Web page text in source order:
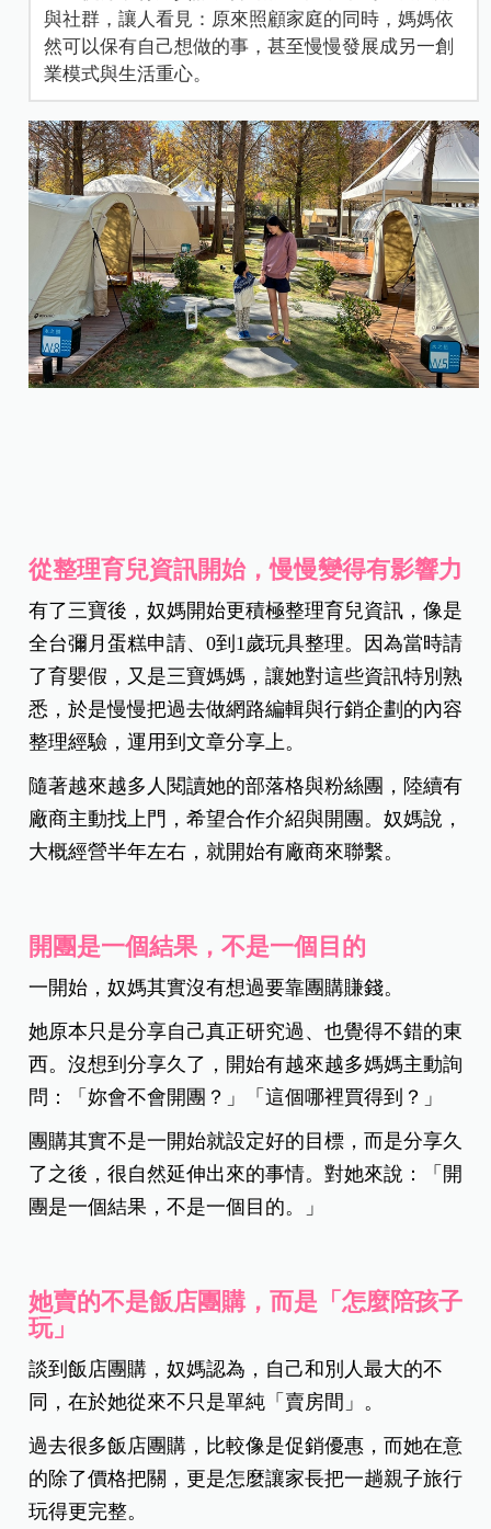
與社群，讓人看見：原來照顧家庭的同時，媽媽依
然可以保有自己想做的事，甚至慢慢發展成另一創
業模式與生活重心。
從整理育兒資訊開始，慢慢變得有影響力
有了三寶後，奴媽開始更積極整理育兒資訊，像是
全台彌月蛋糕申請、0到1歲玩具整理。因為當時請
了育嬰假，又是三寶媽媽，讓她對這些資訊特別熟
悉，於是慢慢把過去做網路編輯與行銷企劃的內容
整理經驗，運用到文章分享上。
隨著越來越多人閱讀她的部落格與粉絲團，陸續有
廠商主動找上門，希望合作介紹與開團。奴媽說，
大概經營半年左右，就開始有廠商來聯繫。
開團是一個結果，不是一個目的
一開始，奴媽其實沒有想過要靠團購賺錢。
她原本只是分享自己真正研究過、也覺得不錯的東
西。沒想到分享久了，開始有越來越多媽媽主動詢
問：「妳會不會開團？」「這個哪裡買得到？」
團購其實不是一開始就設定好的目標，而是分享久
了之後，很自然延伸出來的事情。對她來說：「開
團是一個結果，不是一個目的。」
她賣的不是飯店團購，而是「怎麼陪孩子
玩」
談到飯店團購，奴媽認為，自己和別人最大的不
同，在於她從來不只是單純「賣房間」。
過去很多飯店團購，比較像是促銷優惠，而她在意
的除了價格把關，更是怎麼讓家長把一趟親子旅行
玩得更完整。